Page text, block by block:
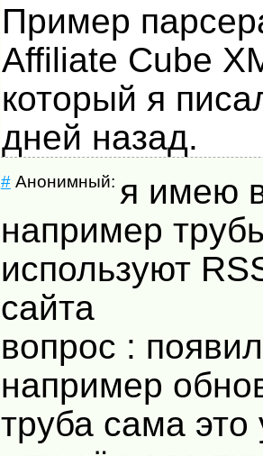
Пример
Affiliate Cube
который я
дней назад.
#Анонимный: я имею
например
используют
сайта
вопрос :
например
труба сама это